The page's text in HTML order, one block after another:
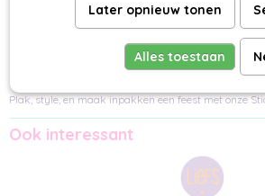
Ontdek onze anderestickersen geef jouw
Plak, style, en maak inpakken een feest met onze
Ook interessant
Later opnieuw tonen
Alles toestaan